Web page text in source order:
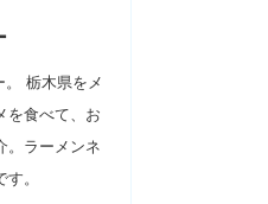
栃木県をメ
を食べて、お
。ラーメンネ
。